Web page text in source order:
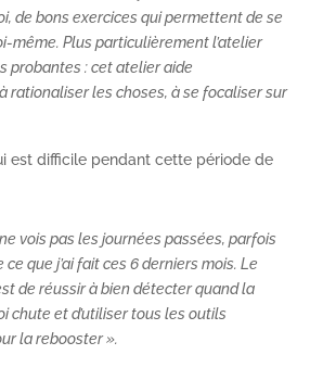
de bons exercices qui permettent de se
même. Plus particulièrement l’atelier
probantes : cet atelier aide
rationaliser les choses, à se focaliser sur
est difficile pendant cette période de
ne vois pas les journées passées, parfois
que j’ai fait ces 6 derniers mois. Le
de réussir à bien détecter quand la
chute et d’utiliser tous les outils
la rebooster ».